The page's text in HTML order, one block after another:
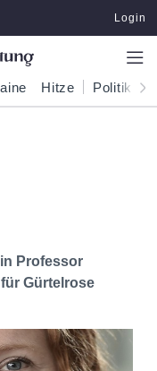
Login
Hitze Politik
Professor
Gürtelrose